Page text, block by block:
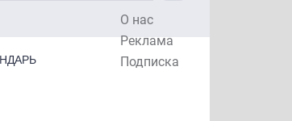
О нас
Реклама
Подписка